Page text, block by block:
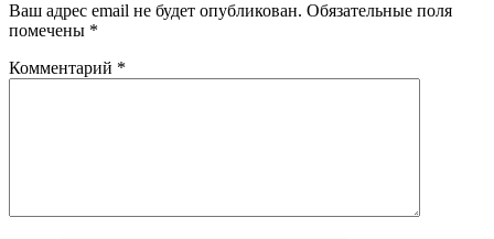
Ваш адрес email не будет опубликован. Обязательные поля
помечены *
Комментарий *